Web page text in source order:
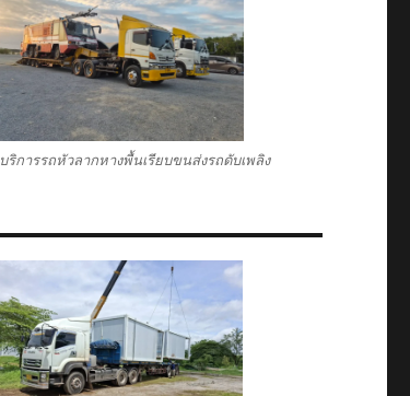
บริการรถหัวลากหางพื้นเรียบขนส่งรถดับเพลิง